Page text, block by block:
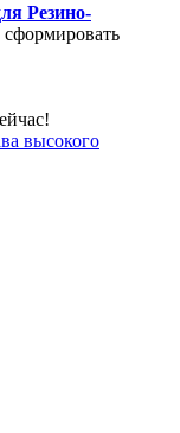
Резино-
высокого